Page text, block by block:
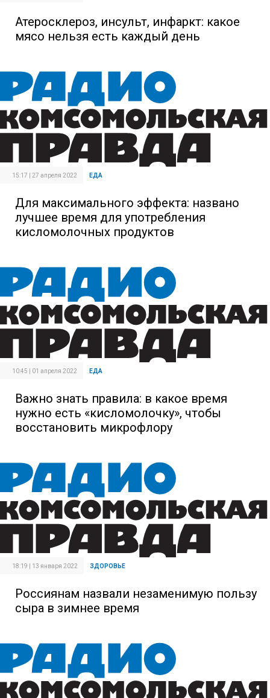
Атеросклероз, инсульт, инфаркт: какое
мясо нельзя есть каждый день
15:17 | 27 апреля 2022 ЕДА
Для максимального эффекта: названо
лучшее время для употребления
кисломолочных продуктов
10:45 | 01 апреля 2022 ЕДА
Важно знать правила: в какое время
нужно есть «кисломолочку», чтобы
восстановить микрофлору
18:19 | 13 января 2022 ЗДОРОВЬЕ
Россиянам назвали незаменимую пользу
сыра в зимнее время